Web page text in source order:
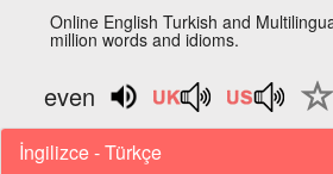
Online English Turkish and
million words and idioms.
even
İngilizce - Türkçe